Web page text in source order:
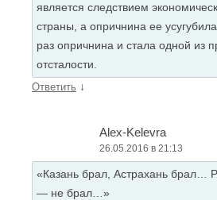
является следствием
страны, а опричнина ее
раз опричнина и стала одной из
отсталости.
Ответить ↓
Alex-Kelevra
26.05.2016 в 21:13
«Казань брал, Астрахань брал…
— не брал…»